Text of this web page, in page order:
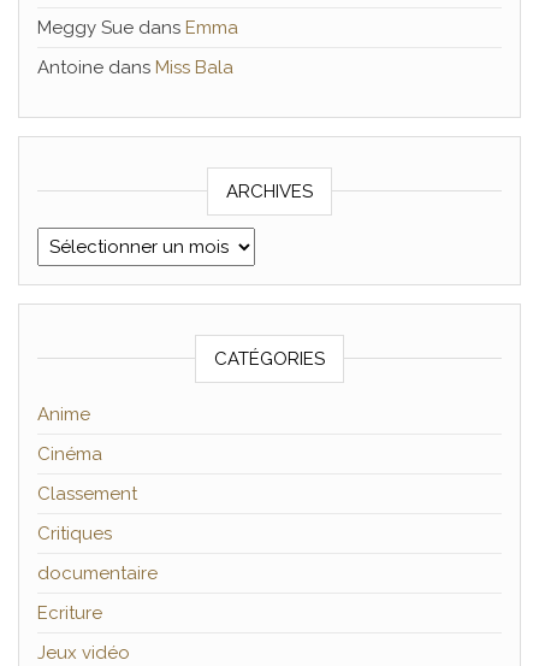
Meggy Sue dans Emma
Antoine dans Miss Bala
ARCHIVES
Archives
CATÉGORIES
Anime
Cinéma
Classement
Critiques
documentaire
Ecriture
Jeux vidéo